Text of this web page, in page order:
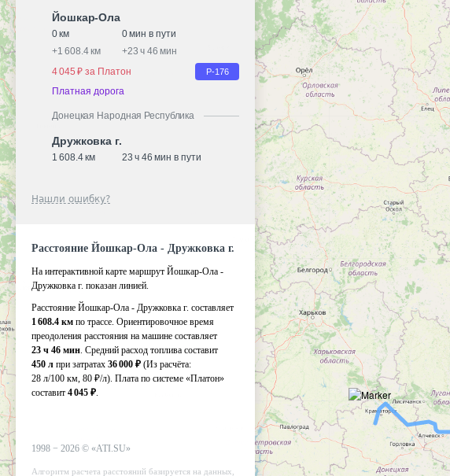
Йошкар-Ола
0 км
0 мин в пути
+1 608.4 км +23 ч 46 мин
4 045 ₽ за Платон
Р-176
Платная дорога
Донецкая Народная Республика
Дружковка г.
1 608.4 км 23 ч 46 мин в пути
Нашли ошибку?
Расстояние Йошкар-Ола - Дружковка г.
На интерактивной карте маршрут Йошкар-Ола -
Дружковка г. показан линией.
Расстояние Йошкар-Ола - Дружковка г. составляет
1 608.4 км по трассе. Ориентировочное время
преодоления расстояния на машине составляет
23 ч 46 мин. Средний расход топлива составит
450 л при затратах 36 000 ₽ (Из расчёта:
28 л/100 км, 80 ₽/л). Плата по системе «Платон»
составит 4 045 ₽.
1998 − 2026 © «ATI.SU»
Алгоритм расчета расстояний базируется на данных,